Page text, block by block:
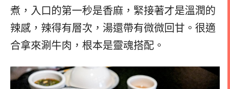
煮，入口的第一秒是香麻，緊接著才是溫潤的
辣感，辣得有層次，湯還帶有微微回甘。很適
合拿來涮牛肉，根本是靈魂搭配。